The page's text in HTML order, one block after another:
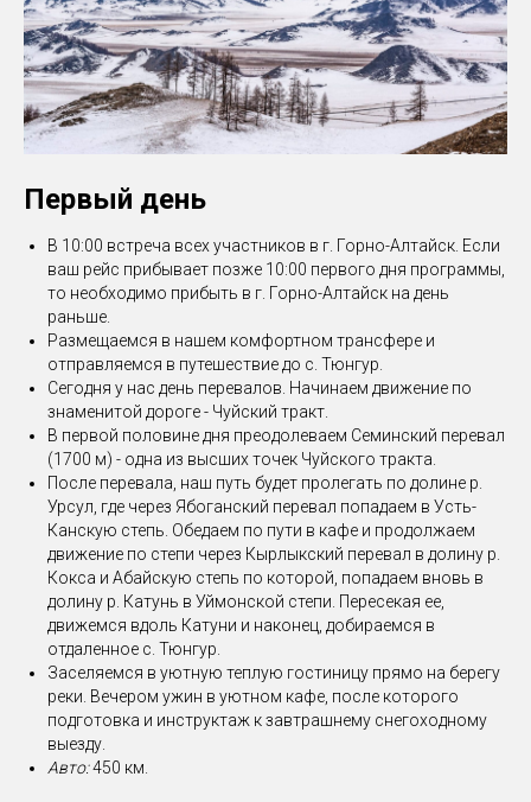
Первый день
В 10:00 встреча всех участников в г. Горно-Алтайск. Если
ваш рейс прибывает позже 10:00 первого дня программы,
то необходимо прибыть в г. Горно-Алтайск на день
раньше.
Размещаемся в нашем комфортном трансфере и
отправляемся в путешествие до с. Тюнгур.
Сегодня у нас день перевалов. Начинаем движение по
знаменитой дороге - Чуйский тракт.
В первой половине дня преодолеваем Семинский перевал
(1700 м) - одна из высших точек Чуйского тракта.
После перевала, наш путь будет пролегать по долине р.
Урсул, где через Ябоганский перевал попадаем в Усть-
Канскую степь. Обедаем по пути в кафе и продолжаем
движение по степи через Кырлыкский перевал в долину р.
Кокса и Абайскую степь по которой, попадаем вновь в
долину р. Катунь в Уймонской степи. Пересекая ее,
движемся вдоль Катуни и наконец, добираемся в
отдаленное с. Тюнгур.
Заселяемся в уютную теплую гостиницу прямо на берегу
реки. Вечером ужин в уютном кафе, после которого
подготовка и инструктаж к завтрашнему снегоходному
выезду.
Авто:450 км.